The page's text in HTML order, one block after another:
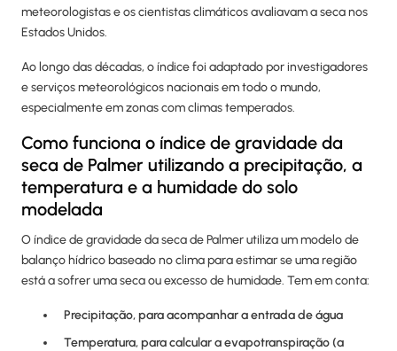
meteorologistas e os cientistas climáticos avaliavam a seca nos
Estados Unidos.
Ao longo das décadas, o índice foi adaptado por investigadores
e serviços meteorológicos nacionais em todo o mundo,
especialmente em zonas com climas temperados.
Como funciona o índice de gravidade da
seca de Palmer utilizando a precipitação, a
temperatura e a humidade do solo
modelada
O índice de gravidade da seca de Palmer utiliza um modelo de
balanço hídrico baseado no clima para estimar se uma região
está a sofrer uma seca ou excesso de humidade. Tem em conta:
Precipitação, para acompanhar a entrada de água
Temperatura, para calcular a evapotranspiração (a